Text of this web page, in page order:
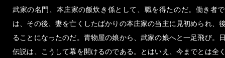
武家の名門、本庄家の飯炊き係として、職を得たのだ。働き者
は、その後、妻を亡くしたばかりの本庄家の当主に見初められ、
ることになったのだ。青物屋の娘から、武家の娘へと一足飛び。
伝説は、こうして幕を開けるのである。とはいえ、今までとは全